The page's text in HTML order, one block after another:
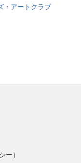
・アートクラブ
ー）